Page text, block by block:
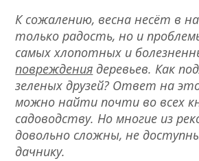
К сожалению, весна несёт в
только радость, но и
самых хлопотных и
повреждения деревьев. Как
зеленых друзей? Ответ на
можно найти почти во всех
садоводству. Но многие из
довольно сложны, не
дачнику.